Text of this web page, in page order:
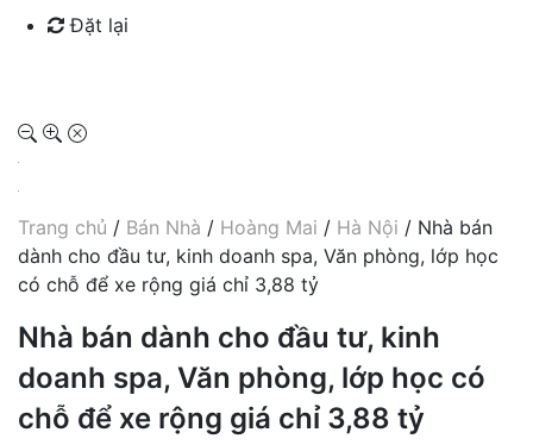
Đặt lại
Trang chủ / Bán Nhà / Hoàng Mai / Hà Nội / Nhà bán
dành cho đầu tư, kinh doanh spa, Văn phòng, lớp học
có chỗ để xe rộng giá chỉ 3,88 tỷ
Nhà bán dành cho đầu tư, kinh
doanh spa, Văn phòng, lớp học có
chỗ để xe rộng giá chỉ 3,88 tỷ